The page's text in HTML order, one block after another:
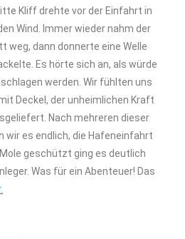
Kliff drehte vor der Einfahrt in
Wind. Immer wieder nahm der
weg, dann donnerte eine Welle
Es hörte sich an, als würde
werden. Wir fühlten uns
Deckel, der unheimlichen Kraft
Nach mehreren dieser
wir es endlich, die Hafeneinfahrt
geschützt ging es deutlich
Was für ein Abenteuer! Das